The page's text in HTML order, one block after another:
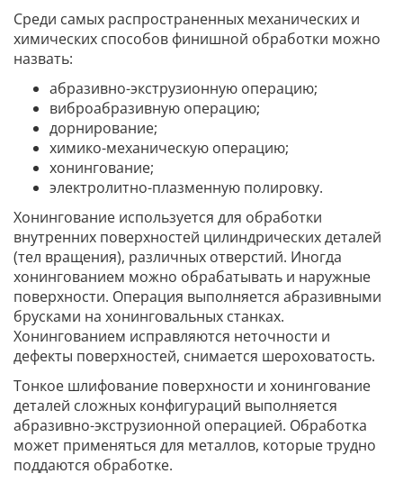
Среди самых распространенных механических и
химических способов финишной обработки можно
назвать:
абразивно-экструзионную операцию;
виброабразивную операцию;
дорнирование;
химико-механическую операцию;
хонингование;
электролитно-плазменную полировку.
Хонингование используется для обработки
внутренних поверхностей цилиндрических деталей
(тел вращения), различных отверстий. Иногда
хонингованием можно обрабатывать и наружные
поверхности. Операция выполняется абразивными
брусками на хонинговальных станках.
Хонингованием исправляются неточности и
дефекты поверхностей, снимается шероховатость.
Тонкое шлифование поверхности и хонингование
деталей сложных конфигураций выполняется
абразивно-экструзионной операцией. Обработка
может применяться для металлов, которые трудно
поддаются обработке.